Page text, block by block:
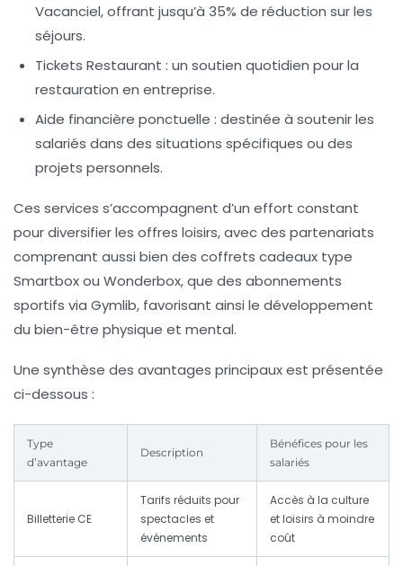
Vacanciel, offrant jusqu’à 35% de réduction sur les
séjours.
Tickets Restaurant : un soutien quotidien pour la
restauration en entreprise.
Aide financière ponctuelle : destinée à soutenir les
salariés dans des situations spécifiques ou des
projets personnels.
Ces services s’accompagnent d’un effort constant
pour diversifier les offres loisirs, avec des partenariats
comprenant aussi bien des coffrets cadeaux type
Smartbox ou Wonderbox, que des abonnements
sportifs via Gymlib, favorisant ainsi le développement
du bien-être physique et mental.
Une synthèse des avantages principaux est présentée
ci-dessous :
Type
d’avantage
Description
Bénéfices pour les
salariés
Billetterie CE
Tarifs réduits pour
spectacles et
événements
Accès à la culture
et loisirs à moindre
coût